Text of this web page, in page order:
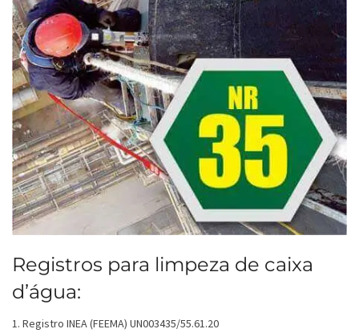
Registros para limpeza de caixa
d’água:
1. Registro INEA (FEEMA) UN003435/55.61.20